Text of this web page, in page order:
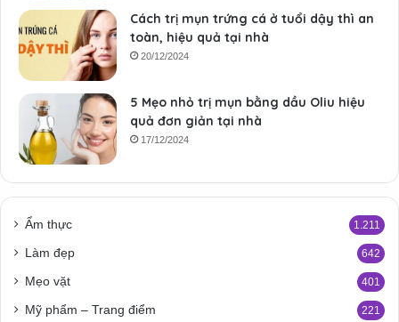
Cách trị mụn trứng cá ở tuổi dậy thì an
toàn, hiệu quả tại nhà
20/12/2024
5 Mẹo nhỏ trị mụn bằng dầu Oliu hiệu
quả đơn giản tại nhà
17/12/2024
Ẩm thực 1.211
Làm đẹp 642
Mẹo vặt 401
Mỹ phẩm – Trang điểm 221